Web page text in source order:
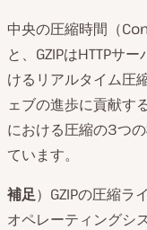
中央の圧縮時間（
と、GZIPはHTTPサ
けるリアルタイム圧
ェブの進歩に貢献す
における圧縮の3つ
ています。
補足）GZIPの圧縮ラ
オペレーティングシ